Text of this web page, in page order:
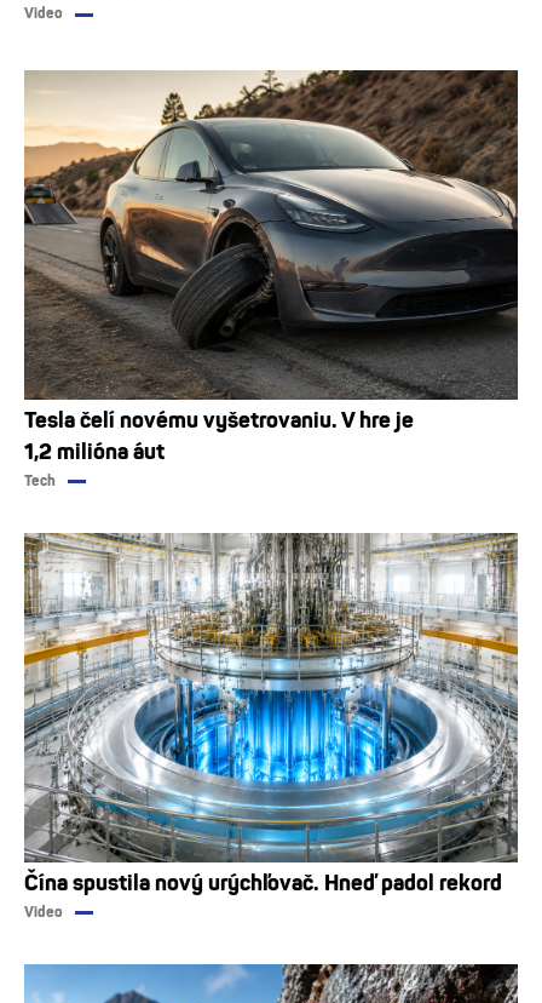
Video
Tesla čelí novému vyšetrovaniu. V hre je
1,2 milióna áut
Tech
Čína spustila nový urýchľovač. Hneď padol rekord
Video